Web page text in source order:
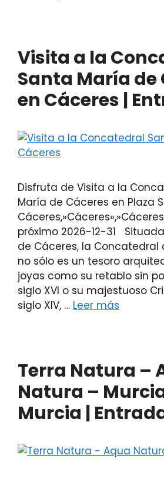
Visita a la
Santa María de
en Cáceres |
Disfruta de Visita a la
María de Cáceres en Plaza
próximo 2026-12-31
de Cáceres, la Concatedral
no sólo es un tesoro
joyas como su retablo sin
siglo XVI o su majestuoso
siglo XIV, … Leer más
Terra Natura –
Natura –
Murcia |